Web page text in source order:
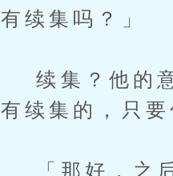
有续集吗？」
续集？他的
有续集的，只
「那好，之后